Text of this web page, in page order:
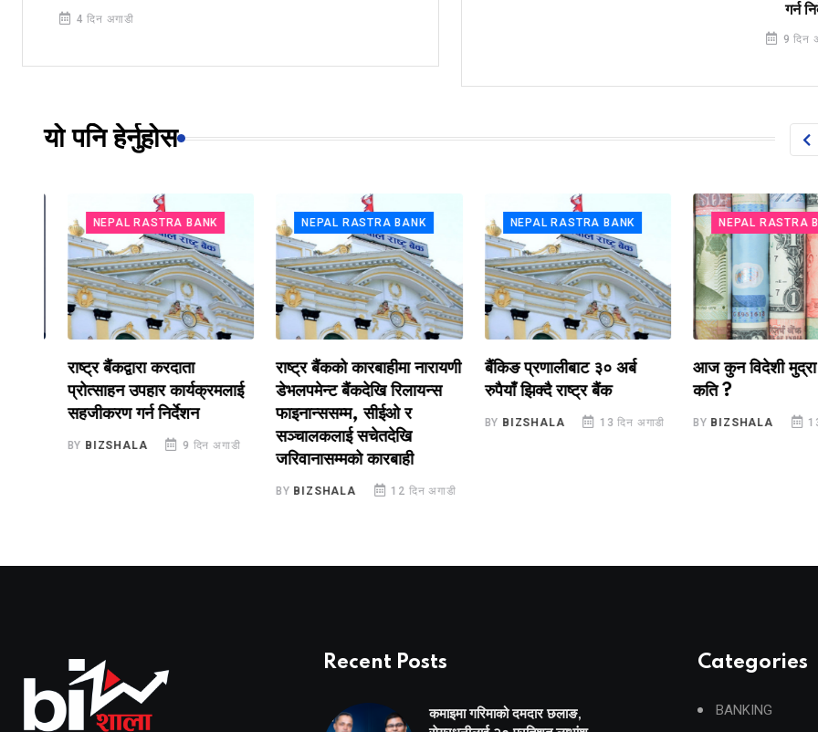
4 दिन अगाडी
गर्न
9 दिन
यो पनि हेर्नुहोस
NEPAL RASTRA BANK
राष्ट्र बैंकद्वारा करदाता
प्रोत्साहन उपहार कार्यक्रमलाई
सहजीकरण गर्न निर्देशन
BIZSHALA 9 दिन अगाडी
NEPAL RASTRA BANK
राष्ट्र बैंकको कारबाहीमा नारायणी
डेभलपमेन्ट बैंकदेखि रिलायन्स
फाइनान्ससम्म, सीईओ र
सञ्चालकलाई सचेतदेखि
जरिवानासम्मको कारबाही
BIZSHALA 12 दिन अगाडी
NEPAL RASTRA BANK
बैंकिङ प्रणालीबाट ३० अर्ब
रुपैयाँ झिक्दै राष्ट्र बैंक
BIZSHALA 13 दिन अगाडी
NEPAL RASTRA
आज कुन विदेशी मुद्रा
कति ?
BIZSHALA 13
Recent Posts
कमाइमा गरिमाको दमदार छलाङ,
Categories
BANKING